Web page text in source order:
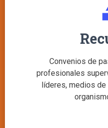
Convenios de
profesionales
líderes, medios de